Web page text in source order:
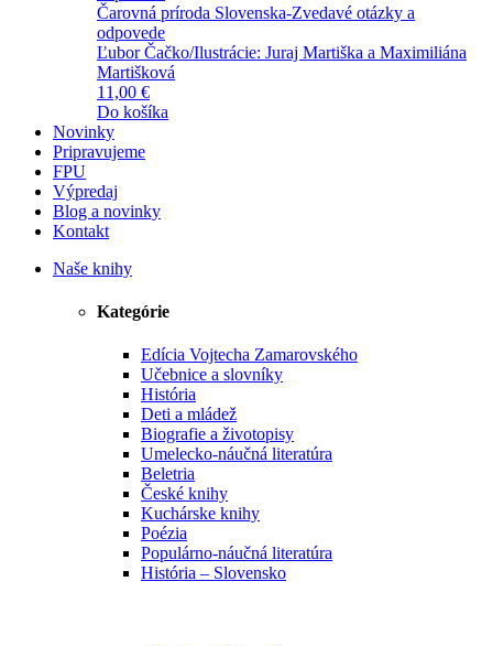
Čarovná príroda Slovenska-Zvedavé otázky a
odpovede
Ľubor Čačko/Ilustrácie: Juraj Martiška a Maximiliána
Martišková
11,00 €
Do košíka
Novinky
Pripravujeme
FPU
Výpredaj
Blog a novinky
Kontakt
Naše knihy
Kategórie
Edícia Vojtecha Zamarovského
Učebnice a slovníky
História
Deti a mládež
Biografie a životopisy
Umelecko-náučná literatúra
Beletria
České knihy
Kuchárske knihy
Poézia
Populárno-náučná literatúra
História – Slovensko